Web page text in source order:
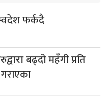
फर्कदै
बढ्दो महँगी प्रति